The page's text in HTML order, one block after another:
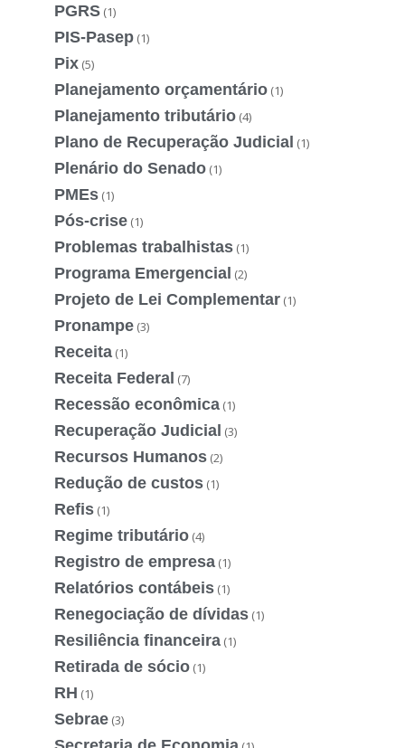
PGRS (1)
PIS-Pasep (1)
Pix (5)
Planejamento orçamentário (1)
Planejamento tributário (4)
Plano de Recuperação Judicial (1)
Plenário do Senado (1)
PMEs (1)
Pós-crise (1)
Problemas trabalhistas (1)
Programa Emergencial (2)
Projeto de Lei Complementar (1)
Pronampe (3)
Receita (1)
Receita Federal (7)
Recessão econômica (1)
Recuperação Judicial (3)
Recursos Humanos (2)
Redução de custos (1)
Refis (1)
Regime tributário (4)
Registro de empresa (1)
Relatórios contábeis (1)
Renegociação de dívidas (1)
Resiliência financeira (1)
Retirada de sócio (1)
RH (1)
Sebrae (3)